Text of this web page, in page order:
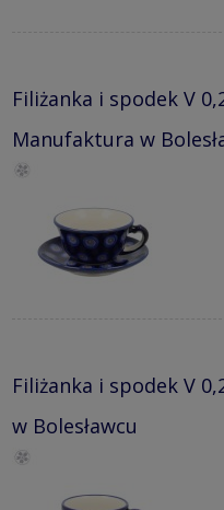
Filiżanka i spodek V
Manufaktura w
Filiżanka i spodek V
w Bolesławcu